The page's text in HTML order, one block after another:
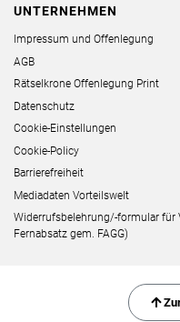
UNTERNEHMEN
Impressum und Offenlegung
AGB
Rätselkrone Offenlegung Print
Datenschutz
Cookie-Einstellungen
Cookie-Policy
Barrierefreiheit
Mediadaten Vorteilswelt
Widerrufsbelehrung/-formular für
Fernabsatz gem. FAGG)